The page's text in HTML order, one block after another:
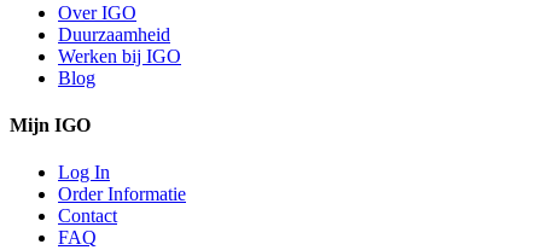
Over IGO
Duurzaamheid
Werken bij IGO
Blog
Mijn IGO
Log In
Order Informatie
Contact
FAQ